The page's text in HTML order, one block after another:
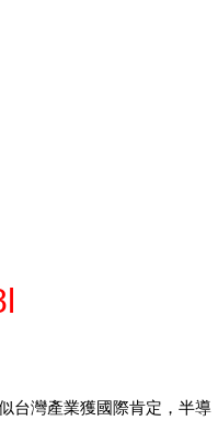
台灣產業獲國際肯定，半導